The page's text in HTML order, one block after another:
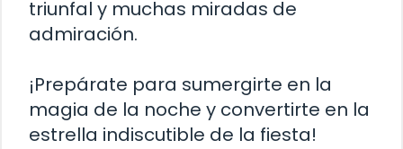
triunfal y muchas miradas de
admiración.
¡Prepárate para sumergirte en la
magia de la noche y convertirte en la
estrella indiscutible de la fiesta!